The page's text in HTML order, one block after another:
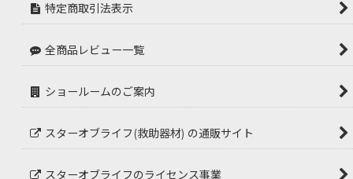
特定商取引法表示
全商品レビュー一覧
ショールームのご案内
スターオブライフ(救助器材) の通販サイト
スターオブライフのライセンス事業